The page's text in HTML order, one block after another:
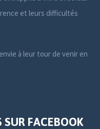
et leurs difficultés
à leur tour de venir en
FACEBOOK